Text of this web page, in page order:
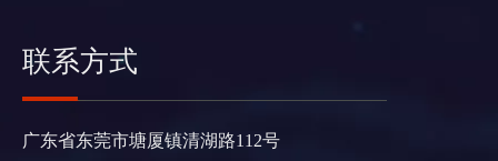
联系方式
广东省东莞市塘厦镇清湖路112号